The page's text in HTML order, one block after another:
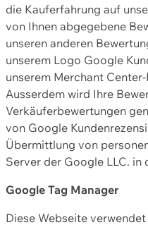
die Kauferfahrung auf
von Ihnen abgegebene
unseren anderen
unserem Logo Google
unserem Merchant
Ausserdem wird Ihre
Verkäuferbewertungen
von Google
Übermittlung von
Server der Google LLC. in
Google Tag Manager
Diese Webseite